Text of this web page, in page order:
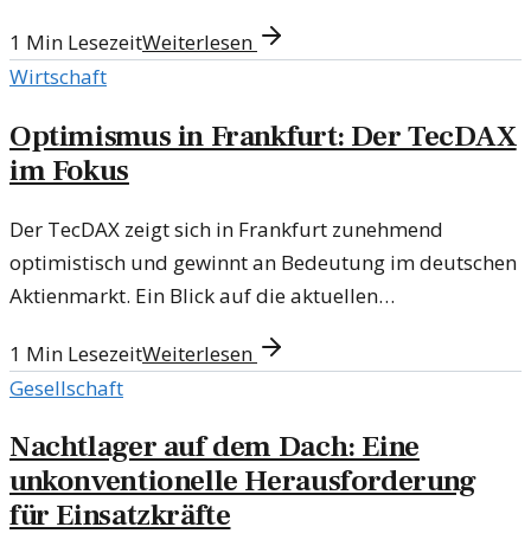
1 Min LesezeitWeiterlesen
Wirtschaft
Optimismus in Frankfurt: Der TecDAX
im Fokus
Der TecDAX zeigt sich in Frankfurt zunehmend
optimistisch und gewinnt an Bedeutung im deutschen
Aktienmarkt. Ein Blick auf die aktuellen
1 Min LesezeitWeiterlesen
Gesellschaft
Nachtlager auf dem Dach: Eine
unkonventionelle Herausforderung
für Einsatzkräfte